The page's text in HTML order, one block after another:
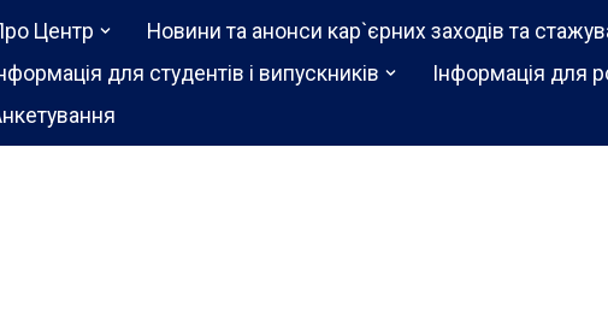
Центр Новини та анонси кар`єрних заходів та
для студентів і випускників
Інформація для